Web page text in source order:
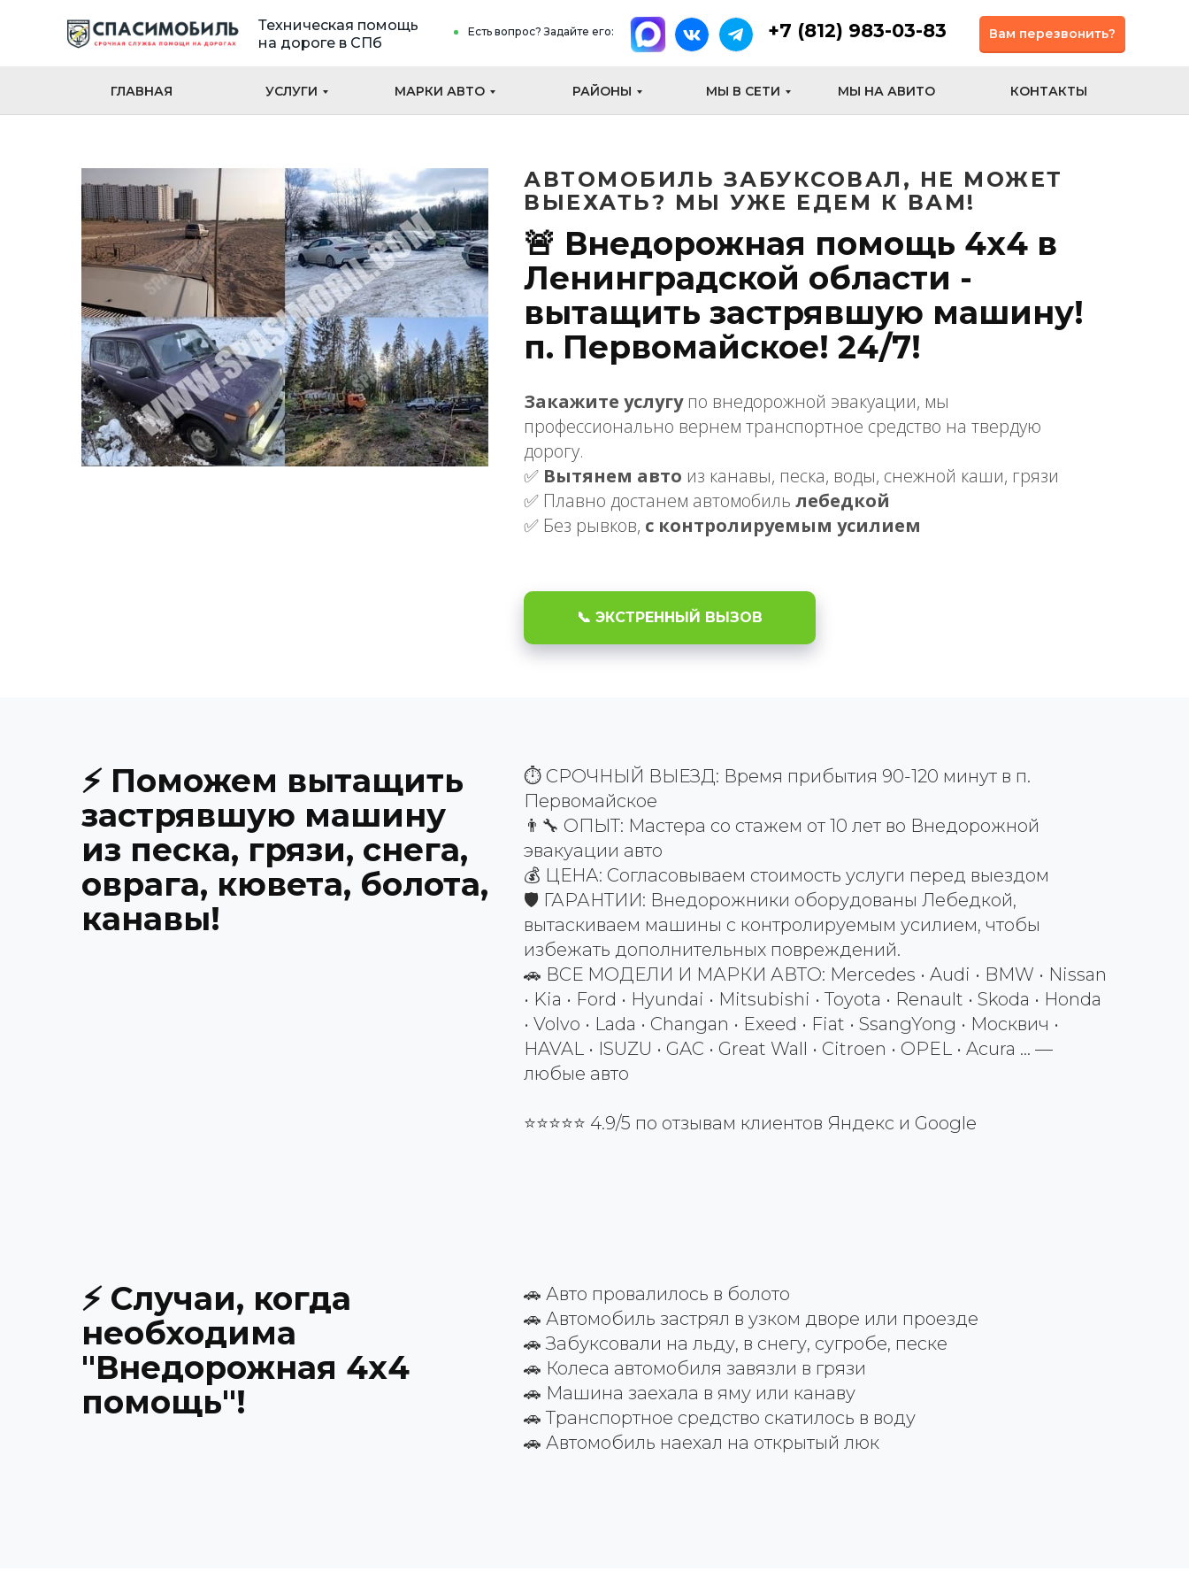
Есть вопрос? Задайте его:
ГЛАВНАЯ
+7 (812) 983-03-83
УСЛУГИ МАРКИ АВТО РАЙОНЫ МЫ В СЕТИ МЫ НА АВИТО КОНТАКТЫ
Вам перезвонить?
Техническая помощь
на дороге в СПб
АВТОМОБИЛЬ ЗАБУКСОВАЛ, НЕ МОЖЕТ
ВЫЕХАТЬ? МЫ УЖЕ ЕДЕМ К ВАМ!
🚨 Внедорожная помощь 4х4 в
Ленинградской области -
вытащить застрявшую машину!
п. Первомайское! 24/7!
Закажите услугупо внедорожной эвакуации, мы
профессионально вернем транспортное средство на твердую
дорогу.
✅ Вытянем авто из канавы, песка, воды, снежной каши, грязи
✅ Плавно достанем автомобиль лебедкой
✅ Без рывков, с контролируемым усилием
📞 ЭКСТРЕННЫЙ ВЫЗОВ
⚡ Поможем вытащить
застрявшую машину
из песка, грязи, снега,
оврага, кювета, болота,
канавы!
⏱️ СРОЧНЫЙ ВЫЕЗД: Время прибытия 90-120 минут в п.
Первомайское
👨‍🔧 ОПЫТ: Мастера со стажем от 10 лет во Внедорожной
эвакуации авто
💰 ЦЕНА: Согласовываем стоимость услуги перед выездом
🛡️ ГАРАНТИИ: Внедорожники оборудованы Лебедкой,
вытаскиваем машины с контролируемым усилием, чтобы
избежать дополнительных повреждений.
🚗 ВСЕ МОДЕЛИ И МАРКИ АВТО: Mercedes • Audi • BMW • Nissan
• Kia • Ford • Hyundai • Mitsubishi • Toyota • Renault • Skoda • Honda
• Volvo • Lada • Changan • Exeed • Fiat • SsangYong • Москвич •
HAVAL • ISUZU • GAC • Great Wall • Citroen • OPEL • Acura … —
любые авто
⭐⭐⭐⭐⭐ 4.9/5 по отзывам клиентов Яндекс и Google
⚡ Случаи, когда
необходима
"Внедорожная 4х4
помощь"!
🚗 Авто провалилось в болото
🚗 Автомобиль застрял в узком дворе или проезде
🚗 Забуксовали на льду, в снегу, сугробе, песке
🚗 Колеса автомобиля завязли в грязи
🚗 Машина заехала в яму или канаву
🚗 Транспортное средство скатилось в воду
🚗 Автомобиль наехал на открытый люк